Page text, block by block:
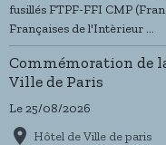
fusillés FTPF-FFI CMP
Françaises de l'Intèrieur ...
Commémoration de
Ville de Paris
Le 25/08/2026
Hôtel de Ville de paris